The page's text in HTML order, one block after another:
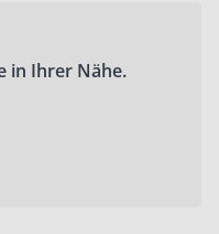
in Ihrer Nähe.